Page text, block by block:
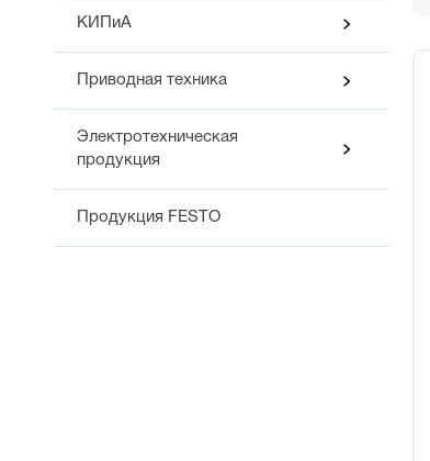
КИПиА
Приводная техника
Электротехническая
продукция
Продукция FESTO